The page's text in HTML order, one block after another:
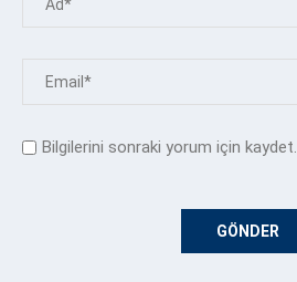
Bilgilerini sonraki yorum için kaydet.